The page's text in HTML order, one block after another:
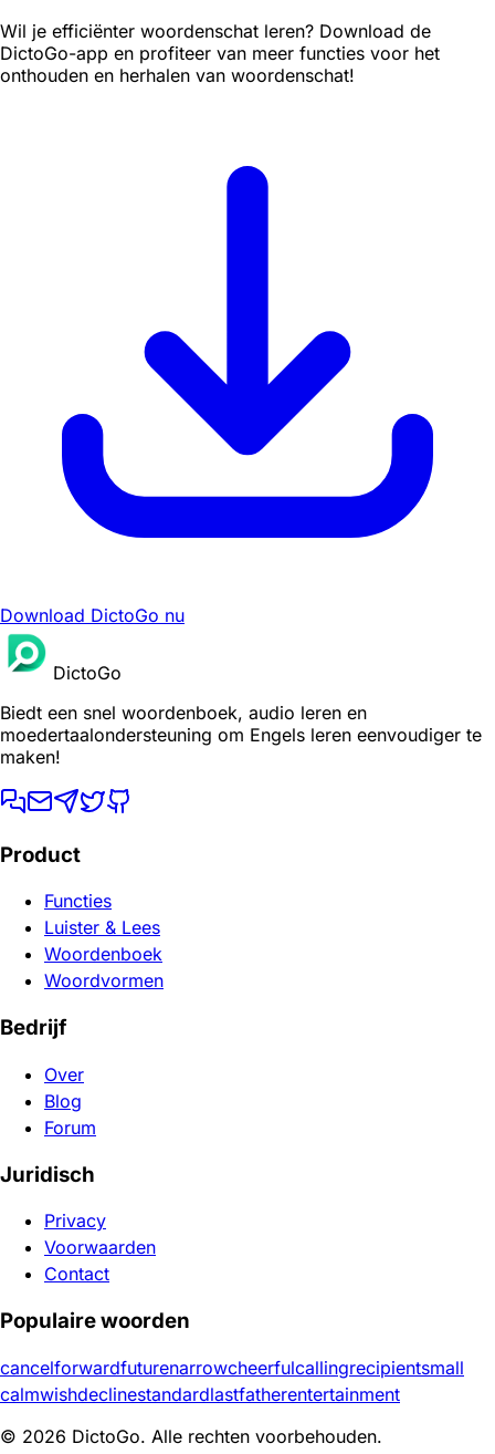
Wil je efficiënter woordenschat leren? Download de
DictoGo-app en profiteer van meer functies voor het
onthouden en herhalen van woordenschat!
Download DictoGo nu
DictoGo
Biedt een snel woordenboek, audio leren en
moedertaalondersteuning om Engels leren eenvoudiger te
maken!
Product
Functies
Luister & Lees
Woordenboek
Woordvormen
Bedrijf
Over
Blog
Forum
Juridisch
Privacy
Voorwaarden
Contact
Populaire woorden
cancelforwardfuturenarrowcheerfulcallingrecipientsmall
calmwishdeclinestandardlastfatherentertainment
© 2026 DictoGo. Alle rechten voorbehouden.